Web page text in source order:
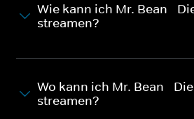
Wie kann ich Mr. Bean -
streamen?
Wo kann ich Mr. Bean -
streamen?